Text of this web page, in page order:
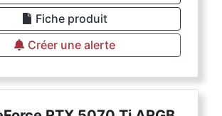
Fiche produit
Créer une alerte